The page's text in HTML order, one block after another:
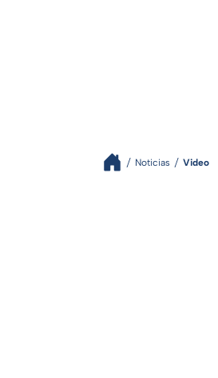
Noticias Video